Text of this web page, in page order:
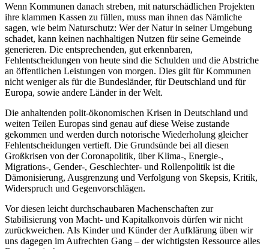
Wenn Kommunen danach streben, mit naturschädlichen Projekten
ihre klammen Kassen zu füllen, muss man ihnen das Nämliche
sagen, wie beim Naturschutz: Wer der Natur in seiner Umgebung
schadet, kann keinen nachhaltigen Nutzen für seine Gemeinde
generieren. Die entsprechenden, gut erkennbaren,
Fehlentscheidungen von heute sind die Schulden und die Abstriche
an öffentlichen Leistungen von morgen. Dies gilt für Kommunen
nicht weniger als für die Bundesländer, für Deutschland und für
Europa, sowie andere Länder in der Welt.
Die anhaltenden polit-ökonomischen Krisen in Deutschland und
weiten Teilen Europas sind genau auf diese Weise zustande
gekommen und werden durch notorische Wiederholung gleicher
Fehlentscheidungen vertieft. Die Grundsünde bei all diesen
Großkrisen von der Coronapolitik, über Klima-, Energie-,
Migrations-, Gender-, Geschlechter- und Rollenpolitik ist die
Dämonisierung, Ausgrenzung und Verfolgung von Skepsis, Kritik,
Widerspruch und Gegenvorschlägen.
Vor diesen leicht durchschaubaren Machenschaften zur
Stabilisierung von Macht- und Kapitalkonvois dürfen wir nicht
zurückweichen. Als Kinder und Künder der Aufklärung üben wir
uns dagegen im Aufrechten Gang – der wichtigsten Ressource alles